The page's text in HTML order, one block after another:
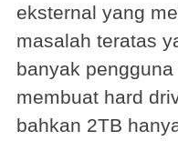
eksternal yang
masalah teratas
banyak
membuat hard
bahkan 2TB